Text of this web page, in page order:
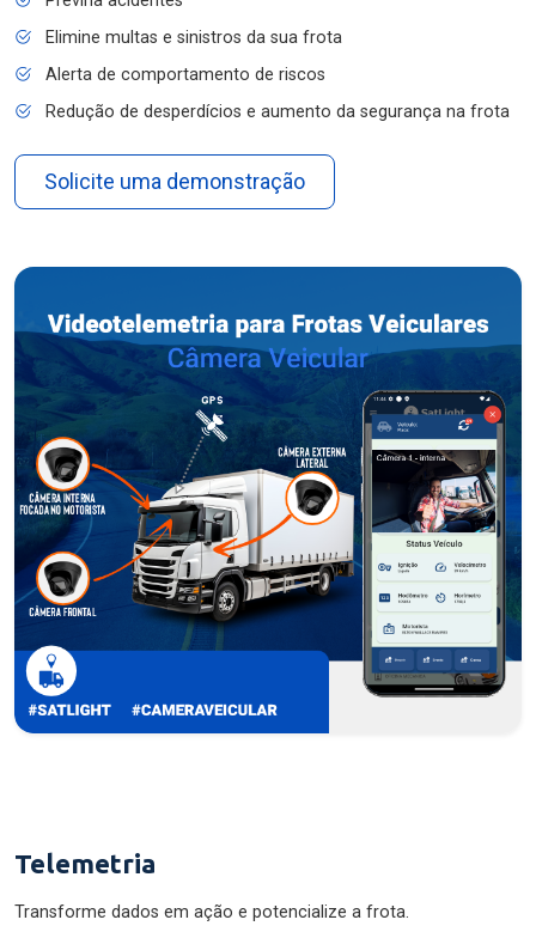
Elimine multas e sinistros da sua frota
Alerta de comportamento de riscos
Redução de desperdícios e aumento da segurança na frota
Solicite uma demonstração
Telemetria
Transforme dados em ação e potencialize a frota.